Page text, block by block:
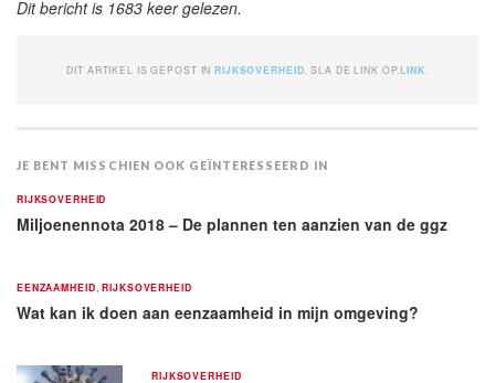
Dit bericht is 1683 keer gelezen.
DIT ARTIKEL IS GEPOST INRIJKSOVERHEID . SLA DE LINK OP.LINK
JE BENT MISSCHIEN OOK GEÏNTERESSEERD IN
RIJKSOVERHEID
Miljoenennota 2018 – De plannen ten aanzien van de ggz
EENZAAMHEID ,RIJKSOVERHEID
Wat kan ik doen aan eenzaamheid in mijn omgeving?
RIJKSOVERHEID